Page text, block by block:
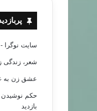
سایت نوگرا - 823,862 بازدید
شعر، زندگی
عشق زن به
حکم نوشیدن
بازدید